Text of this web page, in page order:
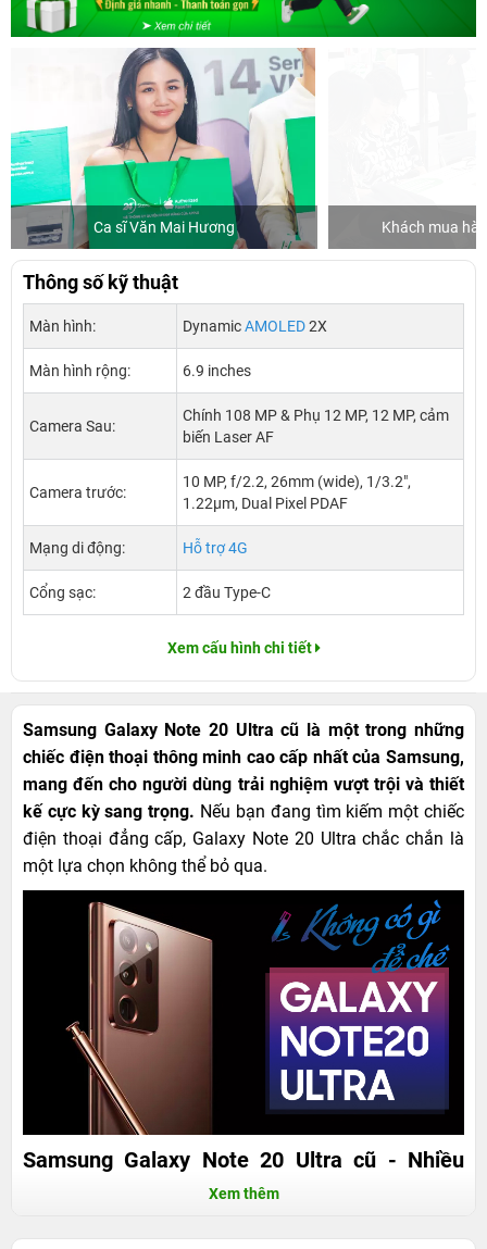
Ca sĩ Văn Mai Hương Khách mua
Thông số kỹ thuật
Màn hình: DynamicAMOLED2X
Màn hình rộng: 6.9 inches
Camera Sau:
Chính 108 MP & Phụ 12 MP, 12 MP, cảm
biến Laser AF
Camera trước:
10 MP, f/2.2, 26mm (wide), 1/3.2",
1.22µm, Dual Pixel PDAF
Mạng di động: Hỗ trợ 4G
Cổng sạc: 2 đầu Type-C
Xem cấu hình chi tiết
Samsung Galaxy Note 20 Ultra cũ là một trong những
chiếc điện thoại thông minh cao cấp nhất của Samsung,
mang đến cho người dùng trải nghiệm vượt trội và thiết
kế cực kỳ sang trọng. Nếu bạn đang tìm kiếm một chiếc
điện thoại đẳng cấp, Galaxy Note 20 Ultra chắc chắn là
một lựa chọn không thể bỏ qua.
Samsung Galaxy Note 20 Ultra cũ - Nhiều
tính năng hữu ích, giá cực rẻ
Tại sao nên mua Samsung Galaxy Note 20 Ultra
Xem thêm